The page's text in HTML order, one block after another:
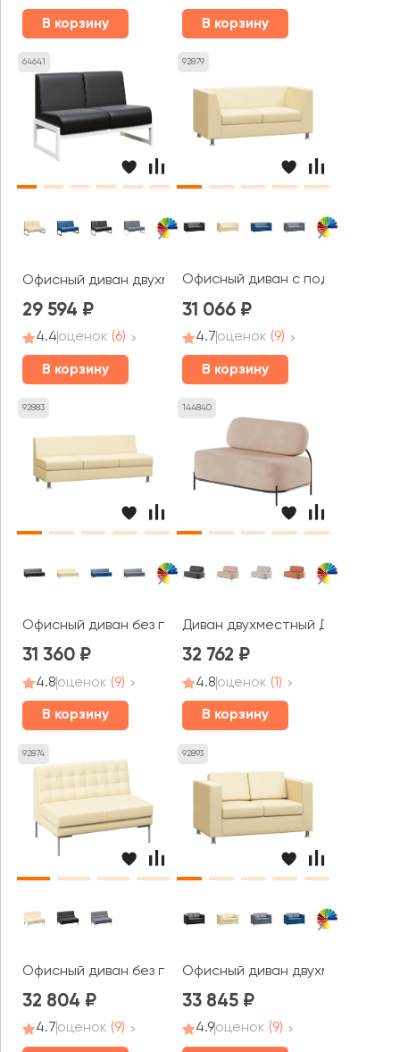
В корзину В корзину
64641
Офисный диван двухместный Модуль / Module
29 594
4.4оценок (6)
В корзину
92879
Офисный диван с
31 066
4.7оценок (9)
В корзину
92883
Офисный диван без подлокотников трехместный
31 360
4.8оценок (9)
В корзину
144840
Диван двухместный Джайв /
32 762
4.8оценок (1)
В корзину
92874
Офисный диван без подлокотников двухместный
32 804
4.7оценок (9)
92893
Офисный диван двухместный
33 845
4.9оценок (9)